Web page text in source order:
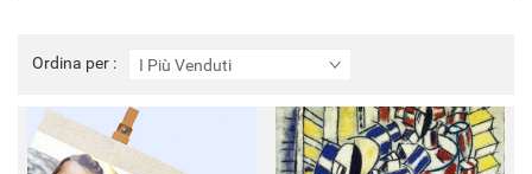
Ordina per : I Più Venduti
Ordina
per